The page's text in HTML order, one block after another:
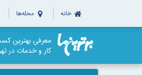
خانه محله‌ها
معرفی بهترین
کار و خدمات در